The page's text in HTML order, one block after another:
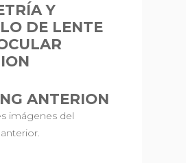
Y
DE LENTE
ANTERION
imágenes del